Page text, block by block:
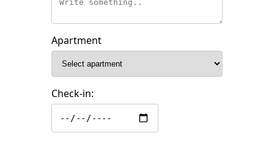
Apartment
Check-in: